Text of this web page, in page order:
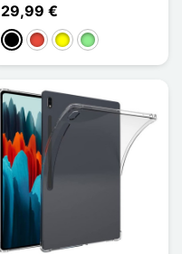
29,99 €
PretoVermelho
AmareloVerde claro